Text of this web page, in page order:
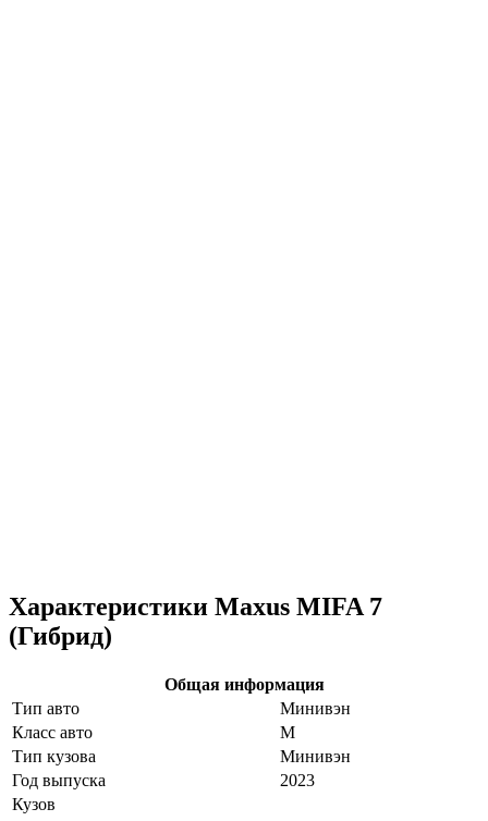
Характеристики Maxus MIFA 7
(Гибрид)
Общая информация
Тип авто
Минивэн
Класс авто
M
Тип кузова
Минивэн
Год выпуска
2023
Кузов